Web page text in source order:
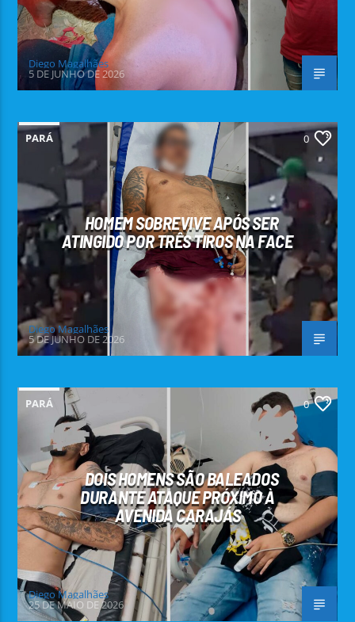
Diego Magalhães
5 DE JUNHO DE 2026
PARÁ 0
HOMEM SOBREVIVE APÓS SER
ATINGIDO POR TRÊS TIROS NA FACE
Diego Magalhães
5 DE JUNHO DE 2026
PARÁ 0
DOIS HOMENS SÃO BALEADOS
DURANTE ATAQUE PRÓXIMO À
AVENIDA CARAJÁS
Diego Magalhães
25 DE MAIO DE 2026